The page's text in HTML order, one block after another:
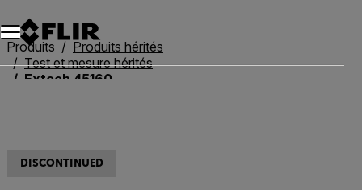
Unread messages
Modèle
Supprimer
articles
article
Ajouter au panier
Ajouté au panier
Produits
Produits hérités
Test et mesure hérités
Extech 45160
DISCONTINUED